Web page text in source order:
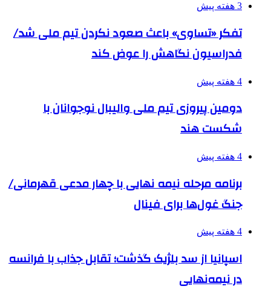
3 هفته پیش
تفکر «تساوی» باعث صعود نکردن تیم ملی شد/
فدراسیون نگاهش را عوض کند
4 هفته پیش
دومین پیروزی تیم ملی والیبال نوجوانان با
شکست هند
4 هفته پیش
برنامه مرحله نیمه نهایی با چهار مدعی قهرمانی/
جنگ غول‌ها برای فینال
4 هفته پیش
اسپانیا از سد بلژیک گذشت؛ تقابل جذاب با فرانسه
در نیمه‌نهایی